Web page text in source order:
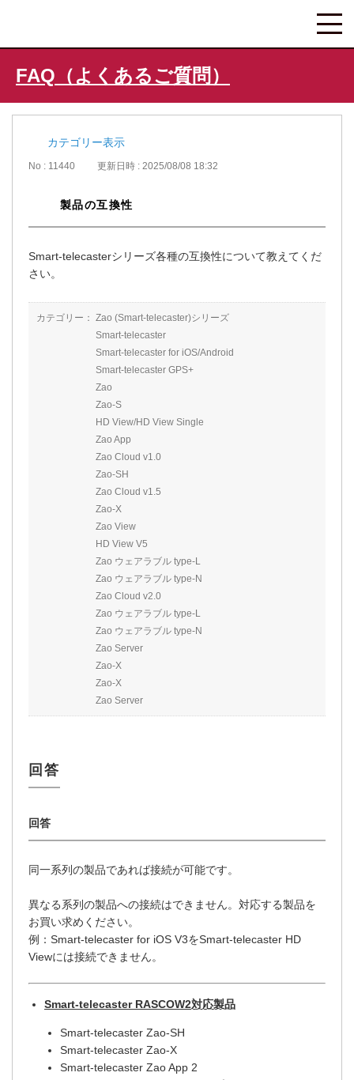
FAQ（よくあるご質問）
カテゴリー表示
No : 11440 更新日時 : 2025/08/08 18:32
製品の互換性
Smart-telecasterシリーズ各種の互換性について教えてくだ
さい。
カテゴリー： Zao (Smart-telecaster)シリーズ
Smart-telecaster
Smart-telecaster for iOS/Android
Smart-telecaster GPS+
Zao
Zao-S
HD View/HD View Single
Zao App
Zao Cloud v1.0
Zao-SH
Zao Cloud v1.5
Zao-X
Zao View
HD View V5
Zao ウェアラブル type-L
Zao ウェアラブル type-N
Zao Cloud v2.0
Zao ウェアラブル type-L
Zao ウェアラブル type-N
Zao Server
Zao-X
Zao-X
Zao Server
同一系列の製品であれば接続が可能です。
異なる系列の製品への接続はできません。対応する製品を
お買い求めください。
例：Smart-telecaster for iOS V3をSmart-telecaster HD
Viewには接続できません。
Smart-telecaster RASCOW2対応製品
Smart-telecaster Zao-SH
Smart-telecaster Zao-X
Smart-telecaster Zao App 2